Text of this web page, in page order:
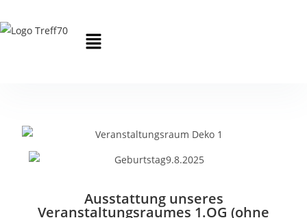
Ausstattung unseres
Veranstaltungsraumes 1.OG (ohne